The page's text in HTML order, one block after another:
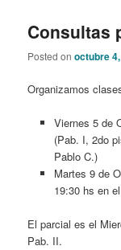
Consultas
Posted onoctubre
Organizamos
Viernes 5 de
(Pab. I, 2do
Pablo C.)
Martes 9 de
19:30 hs en
El parcial es el
Pab. II.